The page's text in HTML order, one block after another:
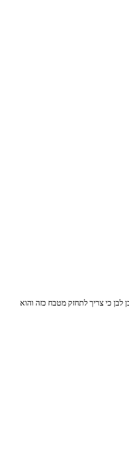
לבן כי צריך לתחזק מטבח כזה והוא